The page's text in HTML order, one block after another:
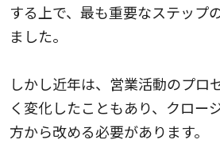
する上で、最も重要なステップ
ました。
しかし近年は、営業活動のプロ
く変化したこともあり、クロー
方から改める必要があります。